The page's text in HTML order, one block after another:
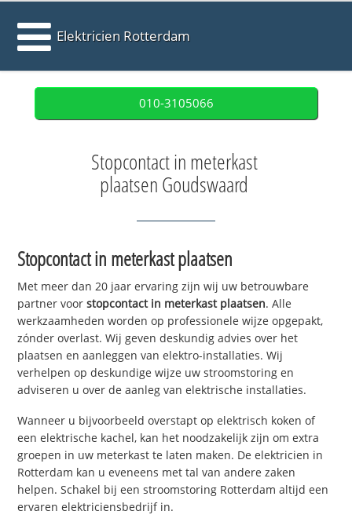
Elektricien Rotterdam
010-3105066
Stopcontact in meterkast
plaatsen Goudswaard
Stopcontact in meterkast plaatsen
Met meer dan 20 jaar ervaring zijn wij uw betrouwbare
partner voorstopcontact in meterkast plaatsen. Alle
werkzaamheden worden op professionele wijze opgepakt,
zónder overlast. Wij geven deskundig advies over het
plaatsen en aanleggen van elektro-installaties. Wij
verhelpen op deskundige wijze uw stroomstoring en
adviseren u over de aanleg van elektrische installaties.
Wanneer u bijvoorbeeld overstapt op elektrisch koken of
een elektrische kachel, kan het noodzakelijk zijn om extra
groepen in uw meterkast te laten maken. De elektricien in
Rotterdam kan u eveneens met tal van andere zaken
helpen. Schakel bij een stroomstoring Rotterdam altijd een
ervaren elektriciensbedrijf in.